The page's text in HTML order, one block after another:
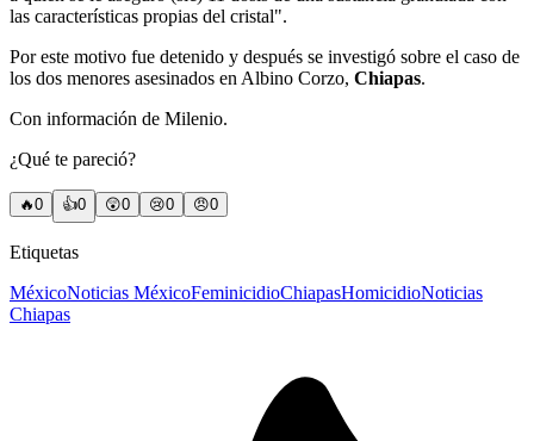
las características propias del cristal".
Por este motivo fue detenido y después se investigó sobre el caso de
los dos menores asesinados en Albino Corzo, Chiapas.
Con información de Milenio.
¿Qué te pareció?
🔥0 👍0 😲0 😢0 😠0
Etiquetas
MéxicoNoticias MéxicoFeminicidioChiapasHomicidioNoticias
Chiapas